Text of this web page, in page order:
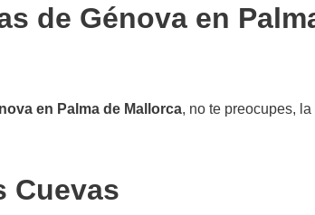
de Génova en
en Palma de Mallorca, no te preocupes,
Cuevas